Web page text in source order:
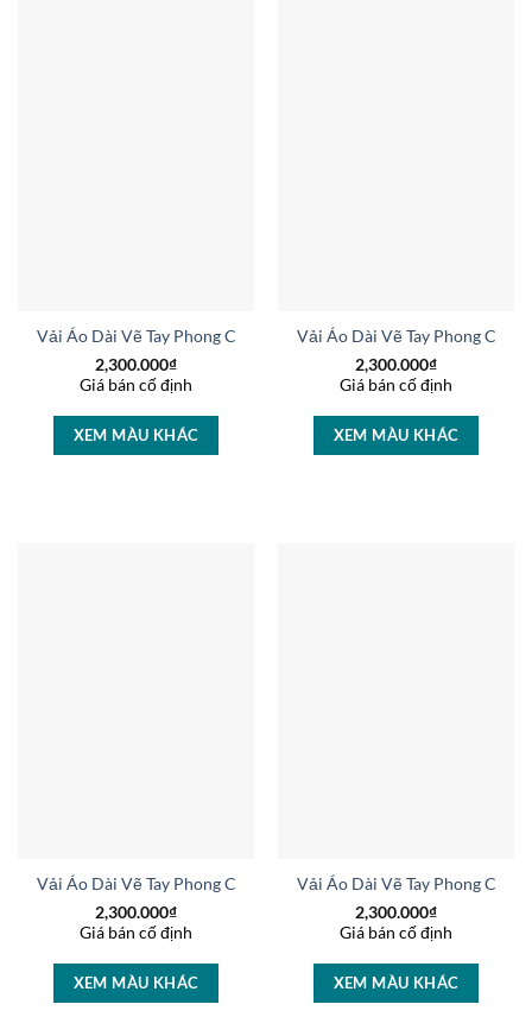
Vải Áo Dài Vẽ Tay Phong Cảnh Độc Đáo AD V14774
2,300.000₫
Giá bán cố định
XEM MÀU KHÁC
Vải Áo Dài Vẽ Tay Phong Cảnh
2,300.000₫
Giá bán cố định
XEM MÀU KHÁC
Vải Áo Dài Vẽ Tay Phong Cảnh Kiểu Mới AD V14699
2,300.000₫
Giá bán cố định
XEM MÀU KHÁC
Vải Áo Dài Vẽ Tay Phong Cảnh
2,300.000₫
Giá bán cố định
XEM MÀU KHÁC